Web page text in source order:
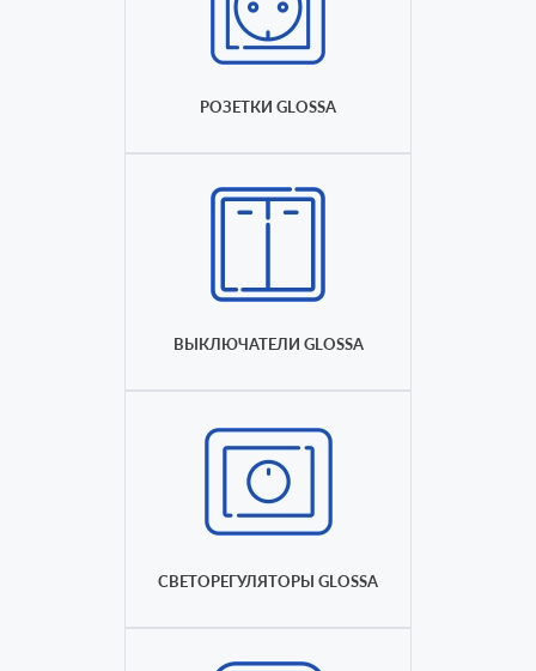
РОЗЕТКИ GLOSSA
ВЫКЛЮЧАТЕЛИ GLOSSA
СВЕТОРЕГУЛЯТОРЫ GLOSSA